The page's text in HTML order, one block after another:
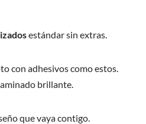
estándar sin extras.
con adhesivos como estos.
brillante.
que vaya contigo.